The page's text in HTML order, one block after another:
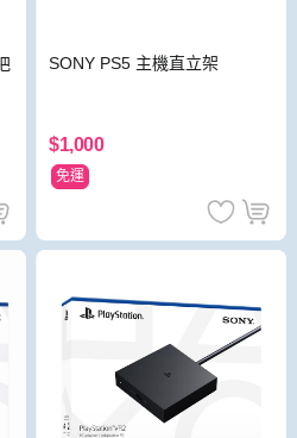
SONY PS5 主機直立架
$1,000
免運